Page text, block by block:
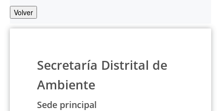
Volver
Secretaría Distrital de
Ambiente
Sede principal